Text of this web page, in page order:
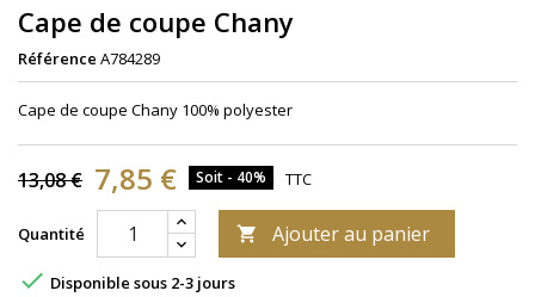
Cape de coupe Chany
Référence A784289
Cape de coupe Chany 100% polyester
13,08 € 7,85 € Soit - 40% TTC
Quantité  Ajouter au panier
 Disponible sous 2-3 jours